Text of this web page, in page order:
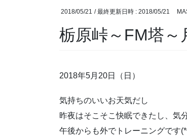
2018/05/21 / 最終更新日時 : 2018/05/21
栃原峠～FM塔～
2018年5月20日（日）
気持ちのいいお天気だし
昨夜はそこそこ快眠できたし、気
午後からも外でトレーニングです